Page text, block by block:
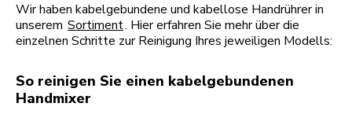
Wir haben kabelgebundene und kabellose Handrührer in
unserem Sortiment. Hier erfahren Sie mehr über die
einzelnen Schritte zur Reinigung Ihres jeweiligen Modells:
So reinigen Sie einen kabelgebundenen
Handmixer